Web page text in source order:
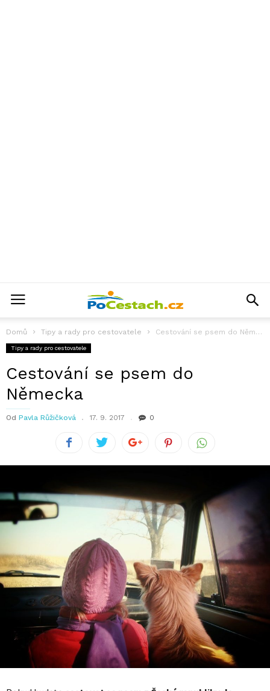
Domů Tipy a rady pro cestovatele Cestování se psem do Německa
Tipy a rady pro cestovatele
Cestování se psem do
Německa
Od Pavla Růžičková 17. 9. 2017 0